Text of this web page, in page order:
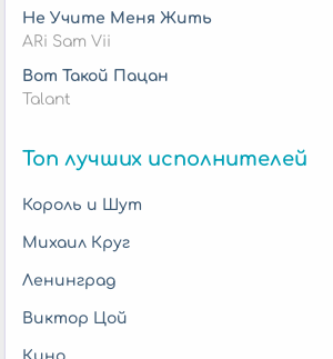
Не Учите Меня Жить
ARi Sam Vii
Вот Такой Пацан
Talant
Топ лучших исполнителей
Король и Шут
Михаил Круг
Ленинград
Виктор Цой